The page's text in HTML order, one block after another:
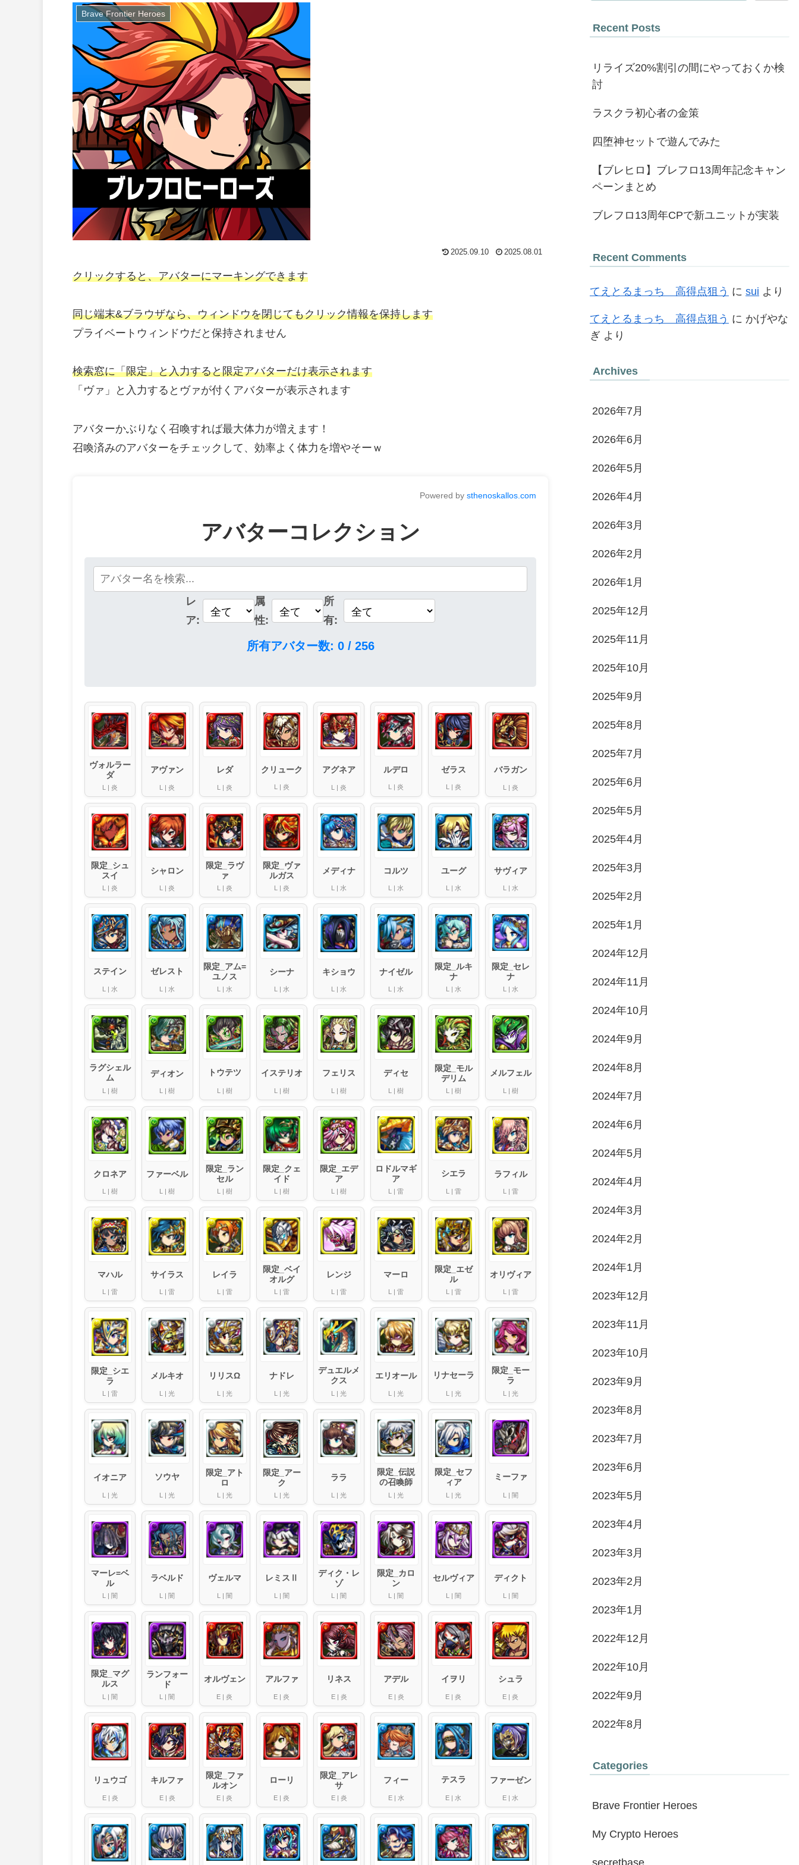
Brave Frontier Heroes
2025.09.10 2025.08.01
クリックすると、アバターにマーキングできます
同じ端末&ブラウザなら、ウィンドウを閉じてもクリック情報を保持します
プライベートウィンドウだと保持されません
検索窓に「限定」と入力すると限定アバターだけ表示されます
「ヴァ」と入力するとヴァが付くアバターが表示されます
アバターかぶりなく召喚すれば最大体力が増えます！
召喚済みのアバターをチェックして、効率よく体力を増やそーｗ
Powered by sthenoskallos.com
アバターコレクション
レ
ア:
属
性:
所
有:
所有アバター数: 0/ 256
ヴォルラー
ダ
L |炎
アヴァン
L |炎
レダ
L | 炎
クリューク
L| 炎
アグネア
L |炎
ルデロ
L |炎
ゼラス
L| 炎
バラガン
L | 炎
限定_シュ
スイ
|炎
シャロン
|炎
限定_ラヴ
ァ
炎
限定_ヴァ
ルガス
炎
メディナ
水
コルツ
水
ユーグ
水
サヴィア
水
ステイン
L | 水
ゼレスト
L | 水
限定_アム=
ユノス
L | 水
シーナ
L | 水
キショウ
L | 水
ナイゼル
L | 水
限定_ルキ
ナ
L | 水
限定_セレ
ナ
L | 水
ラグシェル
ム
L |樹
ディオン
L |樹
トウテツ
L | 樹
イステリオ
L | 樹
フェリス
L |樹
ディセ
L |樹
限定_モル
デリム
L | 樹
メルフェル
L | 樹
クロネア
|樹
ファーベル
|樹
限定_ラン
セル
樹
限定_クェ
イド
樹
限定_エデ
ア
|樹
ロドルマギ
ア
|雷
シエラ
雷
ラフィル
雷
マハル
L |雷
サイラス
L |雷
レイラ
L | 雷
限定_ベイ
オルグ
L | 雷
レンジ
L |雷
マーロ
L |雷
限定_エゼ
ル
L | 雷
オリヴィア
L | 雷
限定_シエ
ラ
L |雷
メルキオ
L |光
リリスΩ
L | 光
ナドレ
L | 光
デュエルメ
クス
L |光
エリオール
L |光
リナセーラ
L | 光
限定_モー
ラ
L | 光
イオニア
L |光
ソウヤ
L |光
限定_アト
ロ
L | 光
限定_アー
ク
L | 光
ララ
L |光
限定_伝説
の召喚師
L |光
限定_セフ
ィア
L | 光
ミーファ
L | 闇
マーレ=ベ
ル
L | 闇
ラベルド
L | 闇
ヴェルマ
L | 闇
レミスⅡ
L | 闇
ディク・レ
ゾ
L | 闇
限定_カロ
ン
L | 闇
セルヴィア
L | 闇
ディクト
L | 闇
限定_マグ
ルス
L | 闇
ランフォー
ド
L | 闇
オルヴェン
E |炎
アルファ
E |炎
リネス
E| 炎
アデル
E| 炎
イヲリ
E |炎
シュラ
E |炎
リュウゴ
E| 炎
キルファ
E| 炎
限定_ファ
ルオン
E |炎
ローリ
E |炎
限定_アレ
サ
E| 炎
フィー
E| 水
テスラ
E | 水
ファーゼン
E | 水
Recent Posts
リライズ20%割引の間にやっておくか検
討
ラスクラ初心者の金策
四堕神セットで遊んでみた
【ブレヒロ】ブレフロ13周年記念キャン
ペーンまとめ
ブレフロ13周年CPで新ユニットが実装
Recent Comments
てえとるまっち 高得点狙う に sui より
てえとるまっち 高得点狙う に かげやな
ぎ より
Archives
2026年7月
2026年6月
2026年5月
2026年4月
2026年3月
2026年2月
2026年1月
2025年12月
2025年11月
2025年10月
2025年9月
2025年8月
2025年7月
2025年6月
2025年5月
2025年4月
2025年3月
2025年2月
2025年1月
2024年12月
2024年11月
2024年10月
2024年9月
2024年8月
2024年7月
2024年6月
2024年5月
2024年4月
2024年3月
2024年2月
2024年1月
2023年12月
2023年11月
2023年10月
2023年9月
2023年8月
2023年7月
2023年6月
2023年5月
2023年4月
2023年3月
2023年2月
2023年1月
2022年12月
2022年10月
2022年9月
2022年8月
Categories
Brave Frontier Heroes
My Crypto Heroes